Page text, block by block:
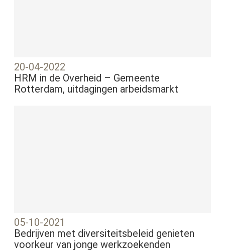
20-04-2022
HRM in de Overheid – Gemeente
Rotterdam, uitdagingen arbeidsmarkt
05-10-2021
Bedrijven met diversiteitsbeleid genieten
voorkeur van jonge werkzoekenden